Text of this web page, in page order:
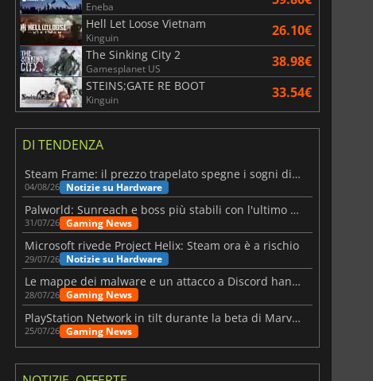
Eneba
Hell Let Loose Vietnam
Kinguin 26.10€
The Sinking City 2
Gamesplanet US 38.98€
STEINS;GATE RE BOOT
Kinguin 33.54€
DI TENDENZA
Steam Frame: il prezzo trapelato spegne i sogni di un VR economico
04/08/26 Notizie su Hardware
Palworld: Sunreach e boss più stabili con l'ultimo update
31/07/26 Gaming News
Microsoft rivede Project Helix: Steam ora è a rischio
29/07/26 Notizie su Hardware
Le mappe dei malware e un attacco a Discord hanno colpito Meccha Chameleon
28/07/26 Gaming News
PlayStation Network in tilt durante la beta di Marvel Tōkon
25/07/26 Gaming News